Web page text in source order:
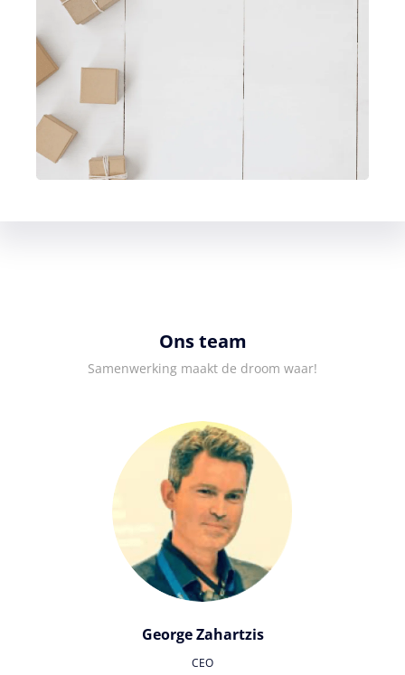
Ons team
Samenwerking maakt de droom waar!
George Zahartzis
CEO